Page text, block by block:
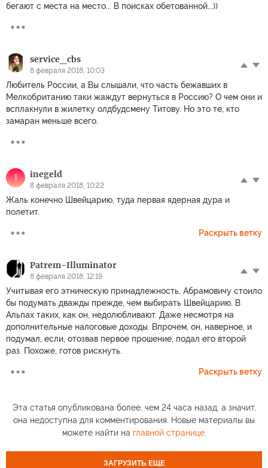
бегают с места на место... В поисках обетованной...))
service_cbs
8 февраля 2018, 10:03
Любитель России, а Вы слышали, что часть бежавших в
Мелкобританию таки жаждут вернуться в Россию? О чем они и
всплакнули в жилетку олдбудсмену Титову. Но это те, кто
замаран меньше всего.
I inegeld
8 февраля 2018, 10:22
Жаль конечно Швейцарию, туда первая ядерная дура и
полетит.
Раскрыть ветку
Patrem-Illuminator
8 февраля 2018, 12:19
Учитывая его этническую принадлежность, Абрамовичу стоило
бы подумать дважды прежде, чем выбирать Швейцарию. В
Альпах таких, как он, недолюбливают. Даже несмотря на
дополнительные налоговые доходы. Впрочем, он, наверное, и
подумал, если, отозвав первое прошение, подал его второй
раз. Похоже, готов рискнуть.
Раскрыть ветку
Эта статья опубликована более, чем 24 часа назад, а значит,
она недоступна для комментирования. Новые материалы вы
можете найти на главной странице.
ЗАГРУЗИТЬ ЕЩЕ